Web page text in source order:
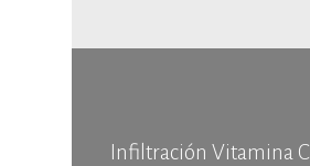
Infiltración Vitamina C